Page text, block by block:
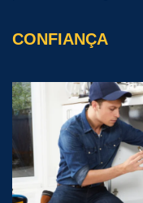
CONFIANÇA